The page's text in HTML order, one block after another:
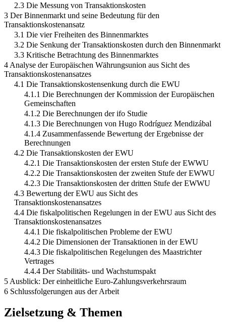
2.3 Die Messung von Transaktionskosten
3 Der Binnenmarkt und seine Bedeutung für den
Transaktionskostenansatz
3.1 Die vier Freiheiten des Binnenmarktes
3.2 Die Senkung der Transaktionskosten durch den Binnenmarkt
3.3 Kritische Betrachtung des Binnenmarktes
4 Analyse der Europäischen Währungsunion aus Sicht des
Transaktionskostenansatzes
4.1 Die Transaktionskostensenkung durch die EWU
4.1.1 Die Berechnungen der Kommission der Europäischen
Gemeinschaften
4.1.2 Die Berechnungen der ifo Studie
4.1.3 Die Berechnungen von Hugo Rodríguez Mendizábal
4.1.4 Zusammenfassende Bewertung der Ergebnisse der
Berechnungen
4.2 Die Transaktionskosten der EWU
4.2.1 Die Transaktionskosten der ersten Stufe der EWWU
4.2.2 Die Transaktionskosten der zweiten Stufe der EWWU
4.2.3 Die Transaktionskosten der dritten Stufe der EWWU
4.3 Bewertung der EWU aus Sicht des
Transaktionskostenansatzes
4.4 Die fiskalpolitischen Regelungen in der EWU aus Sicht des
Transaktionskostenansatzes
4.4.1 Die fiskalpolitischen Probleme der EWU
4.4.2 Die Dimensionen der Transaktionen in der EWU
4.4.3 Die fiskalpolitischen Regelungen des Maastrichter
Vertrages
4.4.4 Der Stabilitäts- und Wachstumspakt
5 Ausblick: Der einheitliche Euro-Zahlungsverkehrsraum
6 Schlussfolgerungen aus der Arbeit
Zielsetzung & Themen